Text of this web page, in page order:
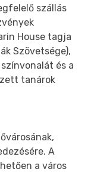
szállás
House tagja
Szövetsége),
és a
tanárok
A
a város